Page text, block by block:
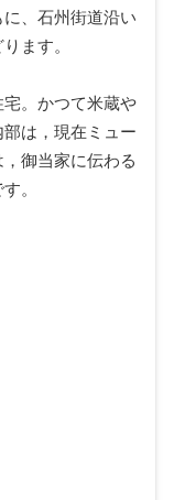
、石州街道沿い
ます。
。かつて米蔵や
は，現在ミュー
御当家に伝わる
。